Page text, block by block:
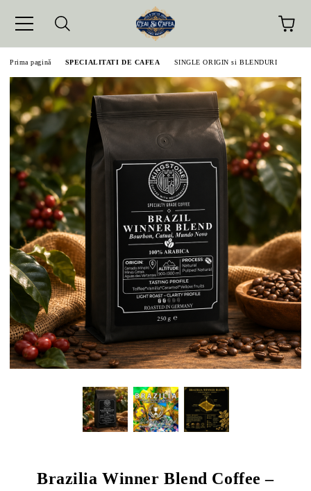
Prima pagină SPECIALITATI DE CAFEA SINGLE ORIGIN si BLENDURI
Brazilia Winner Blend Coffee –